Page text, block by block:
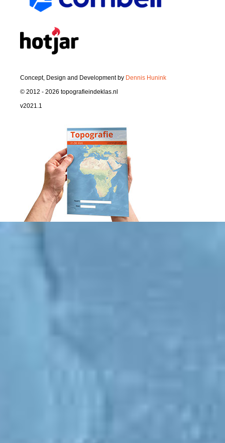
Concept, Design and Development by Dennis Hunink
© 2012 - 2026 topografieindeklas.nl
v2021.1